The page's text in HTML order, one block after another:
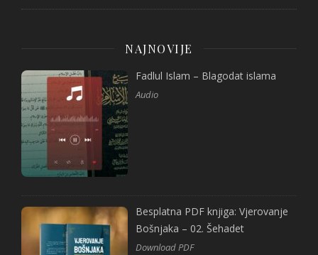
NAJNOVIJE
Fadlul Islam – Blagodat islama
Audio
Besplatna PDF knjiga: Vjerovanje
Bošnjaka – 02. Šehadet
Download PDF